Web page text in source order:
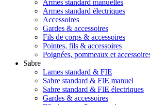
Armes standard manuelles
Armes standard électriques
Accessoires
Gardes & accessoires
Fils de corps & accessoires
Pointes, fils & accessoires
Poignées, pommeaux et
Sabre
Lames standard & FIE
Sabre standard & FIE manuel
Sabre standard & FIE électriques
Gardes & accessoires